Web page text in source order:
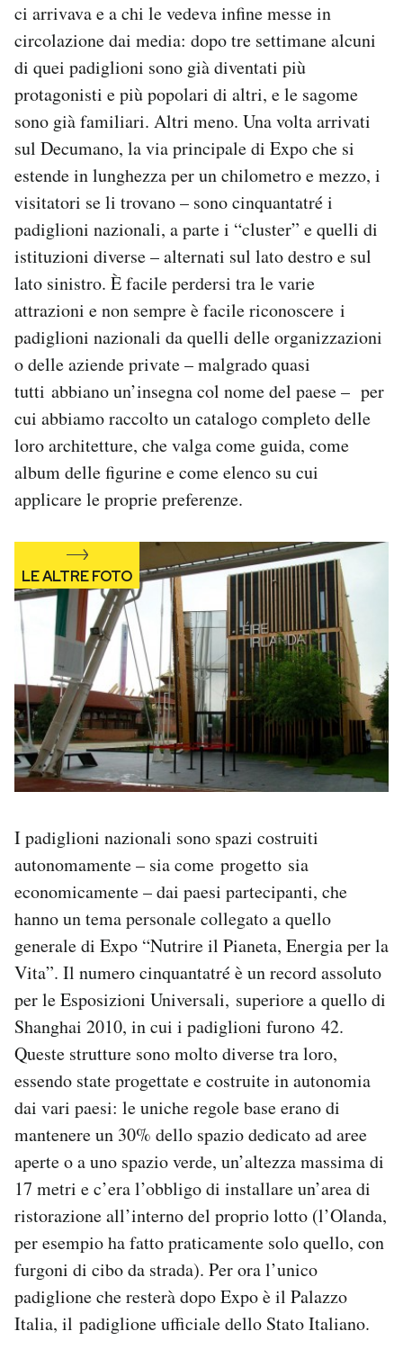
AREA PERSONALE
Area Personale
Newsletter
Notifiche mobile
Regala il Post
ci arrivava e a chi le vedeva infine messe in
circolazione dai media: dopo tre settimane alcuni
di quei padiglioni sono già diventati più
protagonisti e più popolari di altri, e le sagome
sono già familiari. Altri meno. Una volta arrivati
sul Decumano, la via principale di Expo che si
estende in lunghezza per un chilometro e mezzo, i
visitatori se li trovano – sono cinquantatré i
padiglioni nazionali, a parte i “cluster” e quelli di
istituzioni diverse – alternati sul lato destro e sul
lato sinistro. È facile perdersi tra le varie
attrazioni e non sempre è facile riconoscere i
padiglioni nazionali da quelli delle organizzazioni
o delle aziende private – malgrado quasi
tutti abbiano un’insegna col nome del paese – per
cui abbiamo raccolto un catalogo completo delle
loro architetture, che valga come guida, come
album delle figurine e come elenco su cui
applicare le proprie preferenze.
I padiglioni nazionali sono spazi costruiti
autonomamente – sia come progetto sia
economicamente – dai paesi partecipanti, che
hanno un tema personale collegato a quello
generale di Expo “Nutrire il Pianeta, Energia per la
Vita”. Il numero cinquantatré è un record assoluto
per le Esposizioni Universali, superiore a quello di
Shanghai 2010, in cui i padiglioni furono 42.
Queste strutture sono molto diverse tra loro,
essendo state progettate e costruite in autonomia
dai vari paesi: le uniche regole base erano di
mantenere un 30% dello spazio dedicato ad aree
aperte o a uno spazio verde, un’altezza massima di
17 metri e c’era l’obbligo di installare un’area di
ristorazione all’interno del proprio lotto (l’Olanda,
per esempio ha fatto praticamente solo quello, con
furgoni di cibo da strada). Per ora l’unico
padiglione che resterà dopo Expo è il Palazzo
Italia, il padiglione ufficiale dello Stato Italiano.